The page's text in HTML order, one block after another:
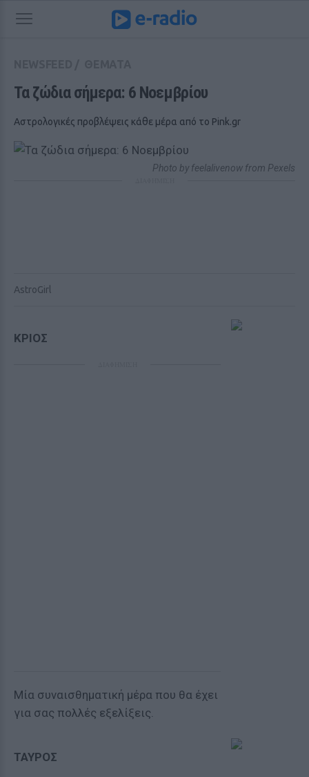
Τα ζώδια σήμερα: 6 Νοεμβρίου
Αστρολογικές προβλέψεις κάθε μέρα από το Pink.gr
Photo by feelalivenow from Pexels
AstroGirl
ΚΡΙΟΣ
Μία συναισθηματική μέρα που θα έχει
για σας πολλές εξελίξεις.
ΤΑΥΡΟΣ